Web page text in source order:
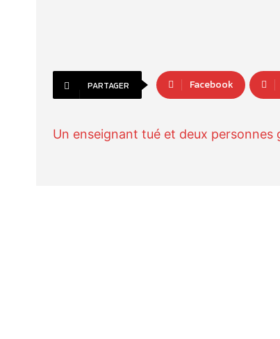
PARTAGER Facebook
Un enseignant tué et deux